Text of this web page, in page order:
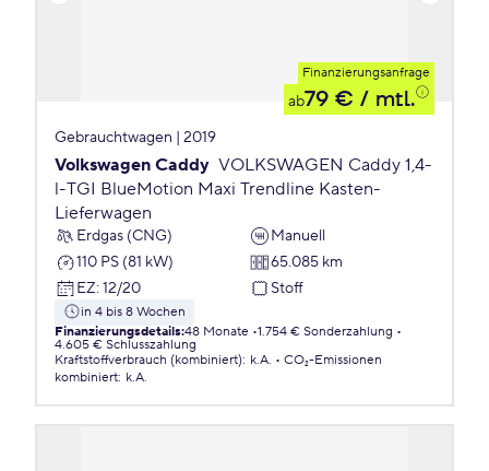
Finanzierungsanfrage
ab79 € / mtl.
Gebrauchtwagen | 2019
Volkswagen Caddy VOLKSWAGEN Caddy 1,4-
l-TGI BlueMotion Maxi Trendline Kasten-
Lieferwagen
Erdgas (CNG)
Manuell
110 PS (81 kW)
65.085 km
EZ: 12/20 Stoff
in 4 bis 8 Wochen
Finanzierungsdetails:48 Monate 1.754 € Sonderzahlung
4.605 € Schlusszahlung
Kraftstoffverbrauch (kombiniert): k.A.
CO₂-Emissionen
kombiniert: k.A.